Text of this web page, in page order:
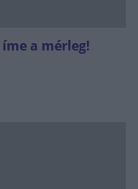
a mérleg!